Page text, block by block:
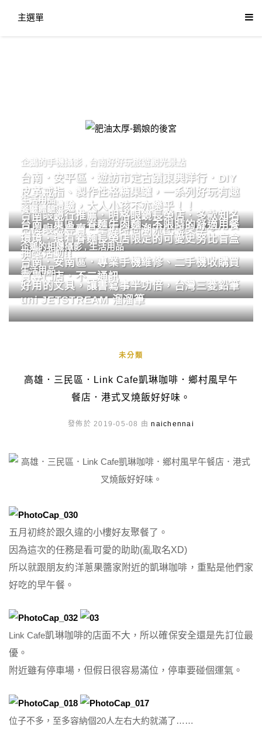
主選單
肥油太厚-鵝娘的後宮
企鵝的手機攝影 台南好好玩旅遊觀光景點
台南．安平區．遊訪市定古蹟東興洋行．DIY
皮革戒指、製作性格糖果罐，一系列好玩有趣
的手作體驗，大人小孩不亦樂乎！！
生活用品
台南眼鏡行推薦．明格眼鏡長榮店．多款知名
品牌眼鏡專賣．掌握時尚潮流配鏡美學。
餐廳體驗
台南．東區．眷麵牛肉麵．不限時的舒適用餐
環境．還有眷麵長榮店限定的可愛史努比盲盒
抽獎活動!!
企鵝的相機攝影,生活用品
台南．安南區．專業手機維修、二手機收購買
賣專門店．不二通訊
生活用品
好用的文具，讓書寫事半功倍，台灣三菱鉛筆
uni JETSTREAM 溜溜筆
未分類
高雄．三民區．Link Cafe凱琳咖啡．鄉村風早午
餐店．港式叉燒飯好好味。
發佈於 2019-05-08 由naichennai
五月初終於跟久違的小樓好友聚餐了。
因為這次的任務是看可愛的助助(亂取名XD)
所以就跟朋友約洋蔥果醬家附近的凱琳咖啡，重點是他們家
好吃的早午餐。
Link Cafe凱琳咖啡的店面不大，所以確保安全還是先訂位最
優。
附近雖有停車場，但假日很容易滿位，停車要碰個運氣。
位子不多，至多容納個20人左右大約就滿了……